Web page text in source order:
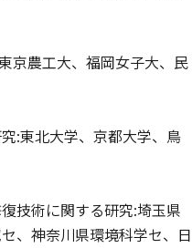
京農工大、福岡女子大、民
:東北大学、京都大学、鳥
技術に関する研究:埼玉県
、神奈川県環境科学セ、日